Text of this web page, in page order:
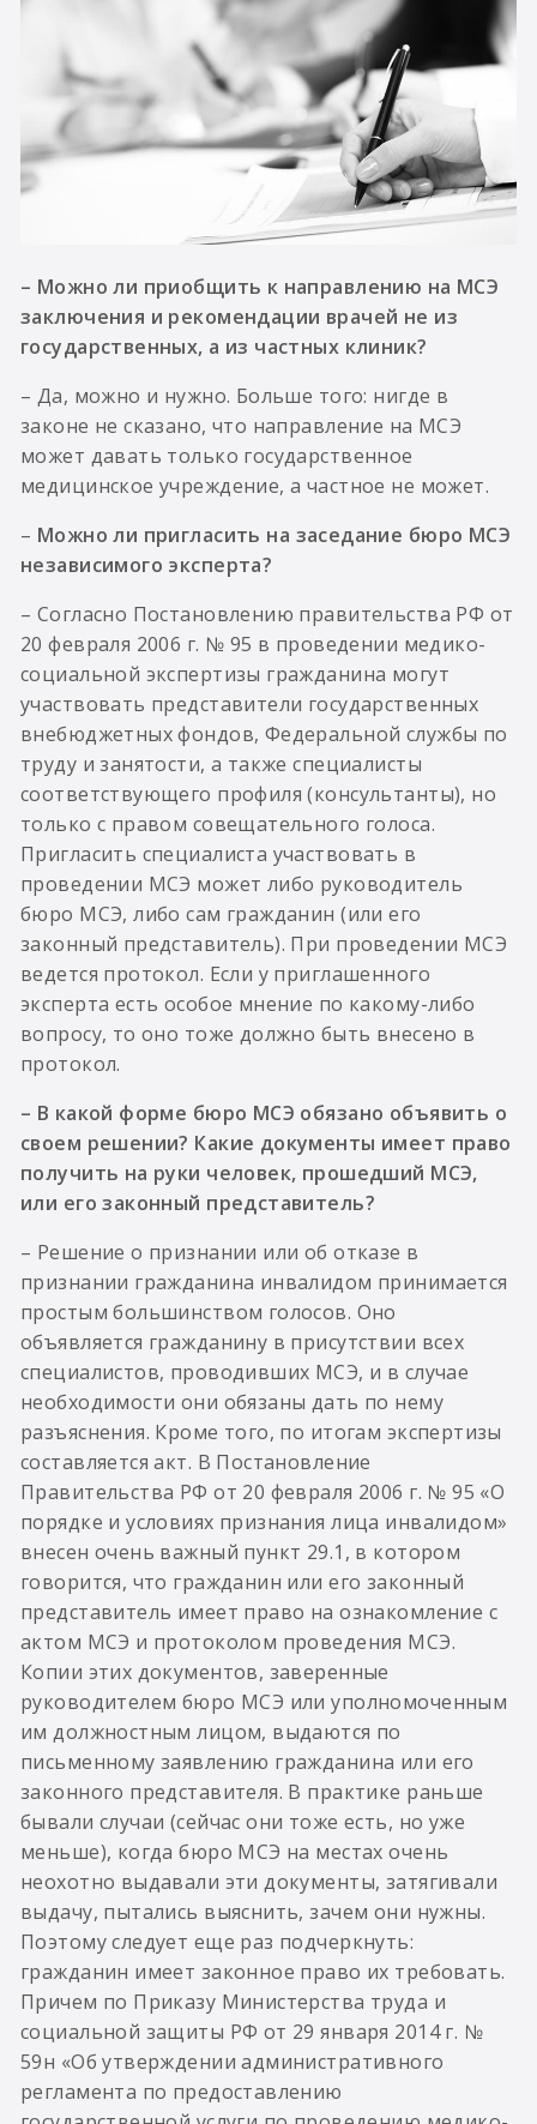
– Можно ли приобщить к направлению на МСЭ
заключения и рекомендации врачей не из
государственных, а из частных клиник?
– Да, можно и нужно. Больше того: нигде в
законе не сказано, что направление на МСЭ
может давать только государственное
медицинское учреждение, а частное не может.
– Можно ли пригласить на заседание бюро МСЭ
независимого эксперта?
– Согласно Постановлению правительства РФ от
20 февраля 2006 г. № 95 в проведении медико-
социальной экспертизы гражданина могут
участвовать представители государственных
внебюджетных фондов, Федеральной службы по
труду и занятости, а также специалисты
соответствующего профиля (консультанты), но
только с правом совещательного голоса.
Пригласить специалиста участвовать в
проведении МСЭ может либо руководитель
бюро МСЭ, либо сам гражданин (или его
законный представитель). При проведении МСЭ
ведется протокол. Если у приглашенного
эксперта есть особое мнение по какому-либо
вопросу, то оно тоже должно быть внесено в
протокол.
– В какой форме бюро МСЭ обязано объявить о
своем решении? Какие документы имеет право
получить на руки человек, прошедший МСЭ,
или его законный представитель?
– Решение о признании или об отказе в
признании гражданина инвалидом принимается
простым большинством голосов. Оно
объявляется гражданину в присутствии всех
специалистов, проводивших МСЭ, и в случае
необходимости они обязаны дать по нему
разъяснения. Кроме того, по итогам экспертизы
составляется акт. В Постановление
Правительства РФ от 20 февраля 2006 г. № 95 «О
порядке и условиях признания лица инвалидом»
внесен очень важный пункт 29.1, в котором
говорится, что гражданин или его законный
представитель имеет право на ознакомление с
актом МСЭ и протоколом проведения МСЭ.
Копии этих документов, заверенные
руководителем бюро МСЭ или уполномоченным
им должностным лицом, выдаются по
письменному заявлению гражданина или его
законного представителя. В практике раньше
бывали случаи (сейчас они тоже есть, но уже
меньше), когда бюро МСЭ на местах очень
неохотно выдавали эти документы, затягивали
выдачу, пытались выяснить, зачем они нужны.
Поэтому следует еще раз подчеркнуть:
гражданин имеет законное право их требовать.
Причем по Приказу Министерства труда и
социальной защиты РФ от 29 января 2014 г. №
59н «Об утверждении административного
регламента по предоставлению